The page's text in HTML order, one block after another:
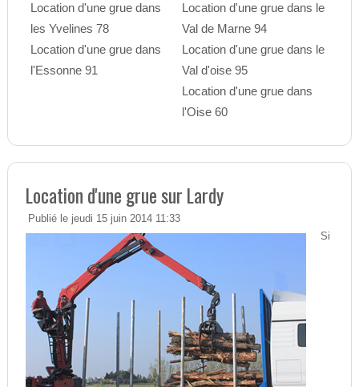
Location d'une grue dans
les Yvelines 78
Location d'une grue dans
l'Essonne 91
Location d'une grue dans le
Val de Marne 94
Location d'une grue dans le
Val d'oise 95
Location d'une grue dans
l'Oise 60
Location d'une grue sur Lardy
Publié le jeudi 15 juin 2014 11:33
Si